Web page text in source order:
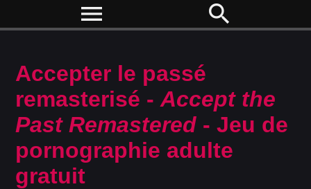
menu search
Accepter le passé
remasterisé -Accept the
Past Remastered - Jeu de
pornographie adulte
gratuit